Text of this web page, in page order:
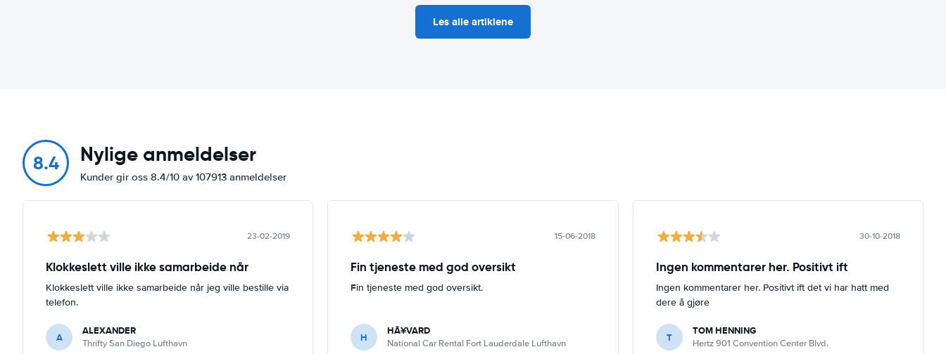
Les alle artiklene
8.4 Nylige anmeldelser
Kunder gir oss 8.4/10 av 107913 anmeldelser
23-02-2019
Klokkeslett ville ikke samarbeide når
Klokkeslett ville ikke samarbeide når jeg ville bestille via
telefon.
A ALEXANDER
Thrifty San Diego Lufthavn
15-06-2018
Fin tjeneste med god oversikt
Fin tjeneste med god oversikt.
H HÃ¥VARD
National Car Rental Fort Lauderdale Lufthavn
30-10-2018
Ingen kommentarer her. Positivt ift
Ingen kommentarer her. Positivt ift det vi har hatt med
dere å gjøre
T TOM HENNING
Hertz 901 Convention Center Blvd.